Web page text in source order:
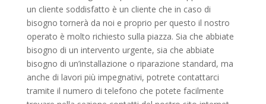
un cliente soddisfatto è un cliente che in caso di
bisogno tornerà da noi e proprio per questo il nostro
operato è molto richiesto sulla piazza. Sia che abbiate
bisogno di un intervento urgente, sia che abbiate
bisogno di un’installazione o riparazione standard, ma
anche di lavori più impegnativi, potrete contattarci
tramite il numero di telefono che potete facilmente